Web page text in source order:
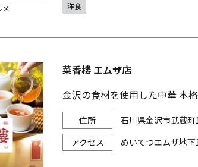
メ 洋食
菜香楼 エムザ店
金沢の食材を使用した中華 本
石川県金沢市武蔵
めいてつエムザ地下